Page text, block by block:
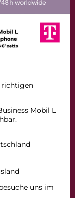
richtigen
Mobil L
uns im